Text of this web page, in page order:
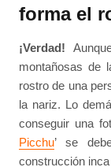
forma el
¡Verdad!
montañosas de
rostro de una
la nariz. Lo
conseguir una
Picchu’ se
construcción